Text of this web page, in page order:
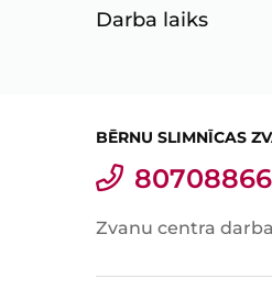
Darba laiks
BĒRNU SLIMNĪCAS
80708866
Zvanu centra